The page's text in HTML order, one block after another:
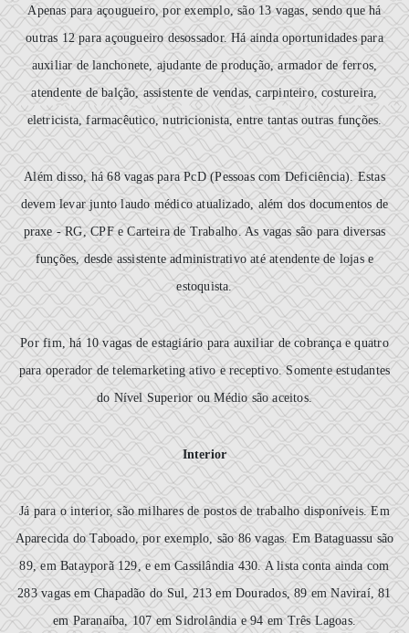
Apenas para açougueiro, por exemplo, são 13 vagas, sendo que há
outras 12 para açougueiro desossador. Há ainda oportunidades para
auxiliar de lanchonete, ajudante de produção, armador de ferros,
atendente de balção, assistente de vendas, carpinteiro, costureira,
eletricista, farmacêutico, nutricionista, entre tantas outras funções.
Além disso, há 68 vagas para PcD (Pessoas com Deficiência). Estas
devem levar junto laudo médico atualizado, além dos documentos de
praxe - RG, CPF e Carteira de Trabalho. As vagas são para diversas
funções, desde assistente administrativo até atendente de lojas e
estoquista.
Por fim, há 10 vagas de estagiário para auxiliar de cobrança e quatro
para operador de telemarketing ativo e receptivo. Somente estudantes
do Nível Superior ou Médio são aceitos.
Interior
Já para o interior, são milhares de postos de trabalho disponíveis. Em
Aparecida do Taboado, por exemplo, são 86 vagas. Em Bataguassu são
89, em Batayporã 129, e em Cassilândia 430. A lista conta ainda com
283 vagas em Chapadão do Sul, 213 em Dourados, 89 em Naviraí, 81
em Paranaíba, 107 em Sidrolândia e 94 em Três Lagoas.